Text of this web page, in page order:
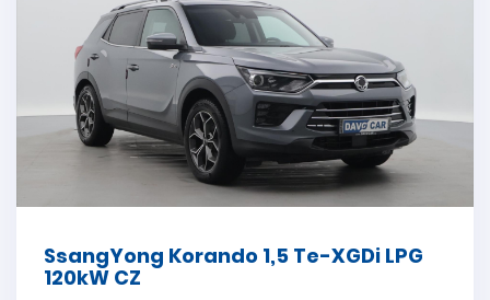
SsangYong Korando 1,5 Te-XGDi LPG
120kW CZ